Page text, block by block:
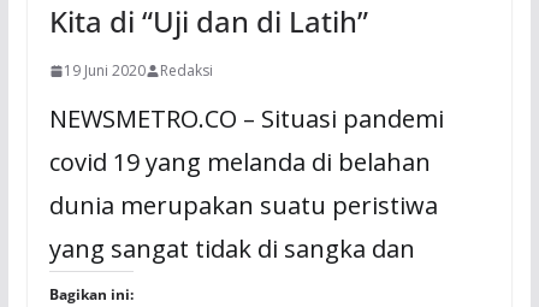
Kita di “Uji dan di Latih”
19 Juni 2020 Redaksi
NEWSMETRO.CO – Situasi pandemi
covid 19 yang melanda di belahan
dunia merupakan suatu peristiwa
yang sangat tidak di sangka dan
Bagikan ini: